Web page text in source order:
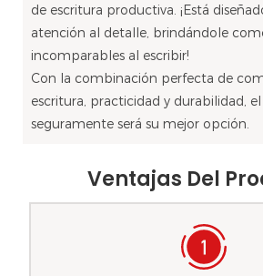
de escritura productiva. ¡Está
atención al detalle, brindándole
incomparables al escribir!
Con la combinación perfecta de
escritura, practicidad y durabilidad,
seguramente será su mejor opción.
Ventajas Del